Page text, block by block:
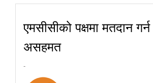
एमसीसीको पक्षमा मतदान
असहमत
-